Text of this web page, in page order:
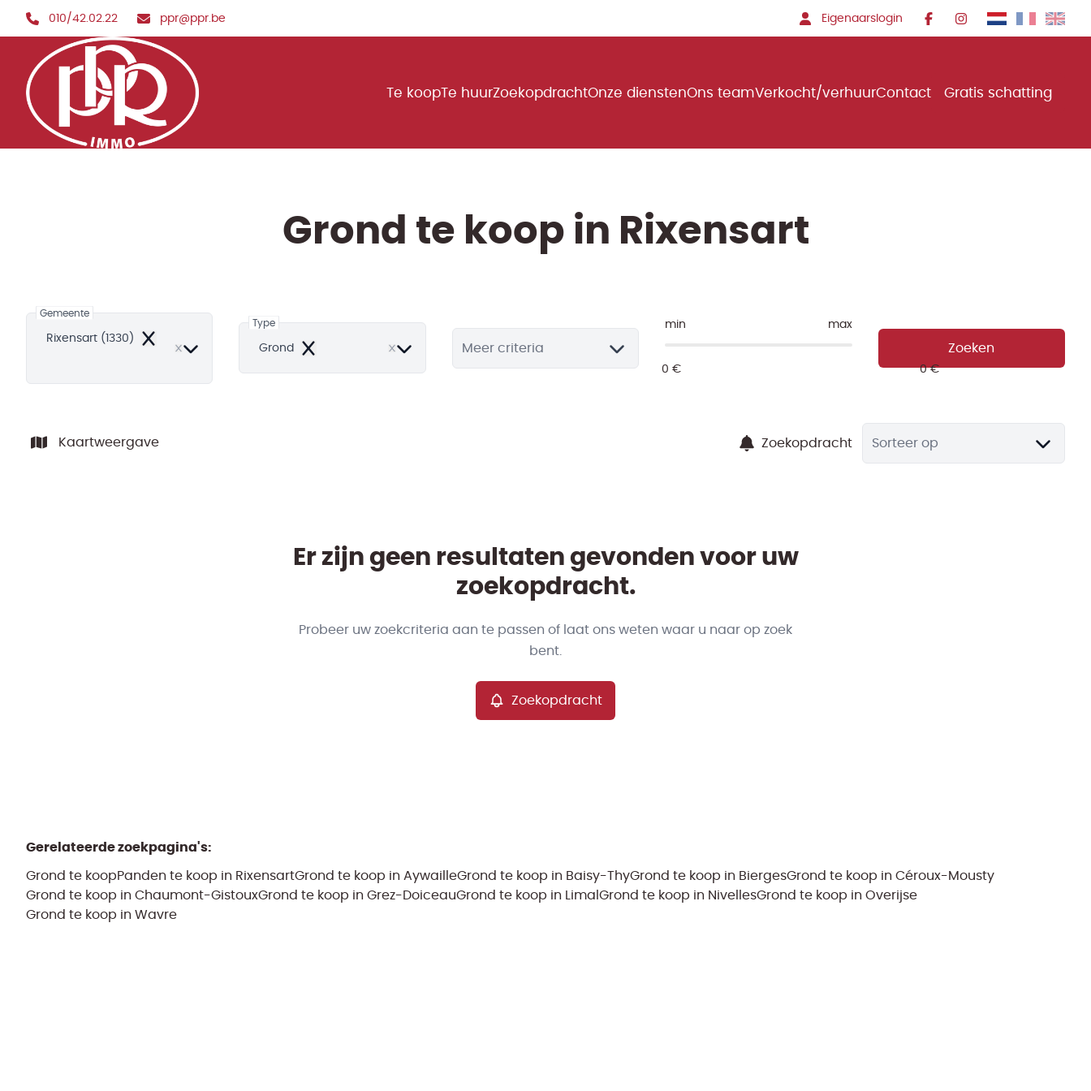
Ga naar hoofdinhoud
010/42.02.22 ppr@ppr.be Eigenaarslogin
Te koopTe huurZoekopdrachtOnze dienstenOns teamVerkocht/verhuurContact Gratis schatting
Grond te koop in Rixensart
Gemeente
Rixensart (1330)
Remove
Type
Grond
Remove Meer criteria
min max
Zoeken
Kaartweergave Zoekopdracht Sorteer op
Er zijn geen resultaten gevonden voor uw
zoekopdracht.
Probeer uw zoekcriteria aan te passen of laat ons weten waar u naar op zoek
bent.
Zoekopdracht
Gerelateerde zoekpagina's:
Grond te koopPanden te koop in RixensartGrond te koop in AywailleGrond te koop in Baisy-ThyGrond te koop in BiergesGrond te koop in Céroux-Mousty
Grond te koop in Chaumont-GistouxGrond te koop in Grez-DoiceauGrond te koop in LimalGrond te koop in NivellesGrond te koop in Overijse
Grond te koop in Wavre